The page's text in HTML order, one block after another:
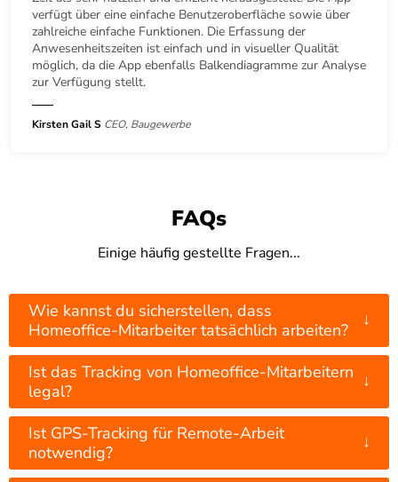
verfügt über eine einfache Benutzeroberfläche sowie über
zahlreiche einfache Funktionen. Die Erfassung der
Anwesenheitszeiten ist einfach und in visueller Qualität
möglich, da die App ebenfalls Balkendiagramme zur Analyse
zur Verfügung stellt.
Kirsten Gail S CEO, Baugewerbe
FAQs
Einige häufig gestellte Fragen...
Wie kannst du sicherstellen, dass
Homeoffice-Mitarbeiter tatsächlich arbeiten?
↓
Ist das Tracking von Homeoffice-Mitarbeitern
legal?
↓
Ist GPS-Tracking für Remote-Arbeit
notwendig?
↓